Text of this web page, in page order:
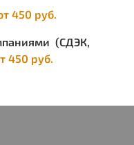
450 руб.
(СДЭК,
450 руб.